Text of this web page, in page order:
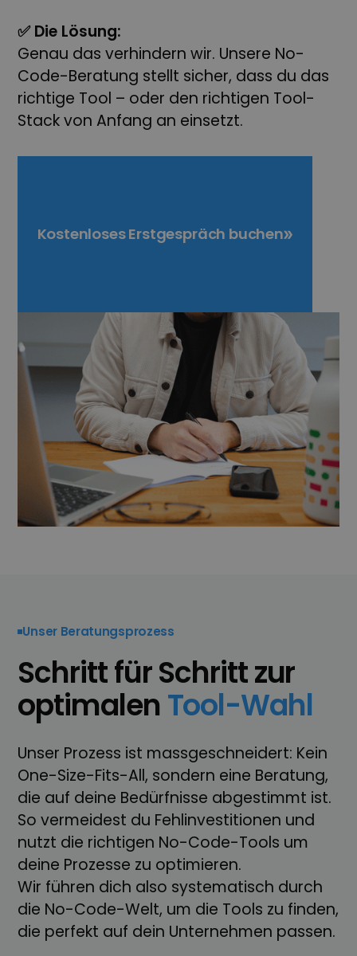
✅ Die Lösung:
Genau das verhindern wir. Unsere No-
Code-Beratung stellt sicher, dass du das
richtige Tool – oder den richtigen Tool-
Stack von Anfang an einsetzt.
Kostenloses Erstgespräch buchen
Unser Beratungsprozess
Schritt für Schritt zur
optimalenTool-Wahl
Unser Prozess ist massgeschneidert: Kein
One-Size-Fits-All, sondern eine Beratung,
die auf deine Bedürfnisse abgestimmt ist.
So vermeidest du Fehlinvestitionen und
nutzt die richtigen No-Code-Tools um
deine Prozesse zu optimieren.
Wir führen dich also systematisch durch
die No-Code-Welt, um die Tools zu finden,
die perfekt auf dein Unternehmen passen.